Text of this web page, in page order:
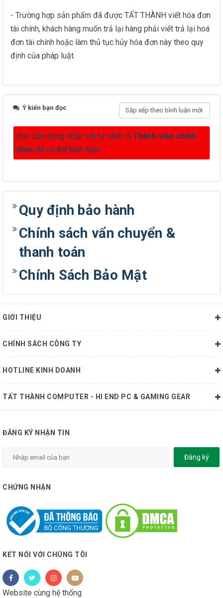
- Trường hợp sản phẩm đã được TẤT THÀNH viết hóa đơn
tài chính, khách hàng muốn trả lại hàng phải viết trả lại hoá
đơn tài chính hoặc làm thủ tục hủy hóa đơn này theo quy
định của pháp luật.
Ý kiến bạn đọc
Bạn cần đăng nhập với tư cách là Thành viên chính
thức để có thể bình luận
Quy định bảo hành
Chính sách vẩn chuyển &
thanh toán
Chính Sách Bảo Mật
GIỚI THIỆU
CHÍNH SÁCH CÔNG TY
HOTLINE KINH DOANH
TẤT THÀNH COMPUTER - HI END PC & GAMING GEAR
ĐĂNG KÝ NHẬN TIN
Đăng ký
CHỨNG NHẬN
KẾT NỐI VỚI CHÚNG TÔI
Website cùng hệ thống